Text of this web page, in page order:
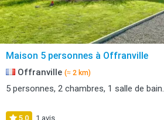
Maison 5 personnes à Offranville
Offranville (≈ 2 km)
5 personnes, 2 chambres, 1 salle de bain.
5,0 1 avis